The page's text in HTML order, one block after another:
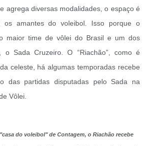
agrega diversas modalidades, o espaço é
os amantes do voleibol. Isso porque o
maior time de vôlei do Brasil e um dos
o Sada Cruzeiro. O “Riachão”, como é
celeste, há algumas temporadas recebe
das partidas disputadas pelo Sada na
Vôlei.
do voleibol" de Contagem, o Riachão recebe